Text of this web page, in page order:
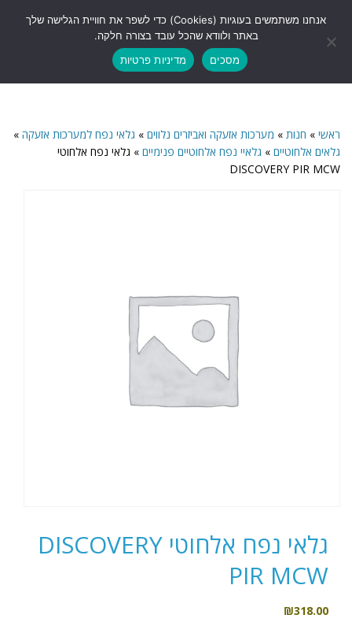
תפריט
ראשי » חנות » מערכות אזעקה ואביזרים נלווים » גלאי נפח למערכות אזעקה »
גלאים אלחוטיים » גלאיי נפח אלחוטיים פנימיים » גלאי נפח אלחוטי
DISCOVERY PIR MCW
גלאי נפח אלחוטי DISCOVERY
PIR MCW
₪318.00
אנחנו משתמשים בעוגיות (Cookies) כדי לשפר את חוויית הגלישה שלך
באתר ולוודא שהכל עובד בצורה חלקה.
מסכים
מדיניות פרטיות